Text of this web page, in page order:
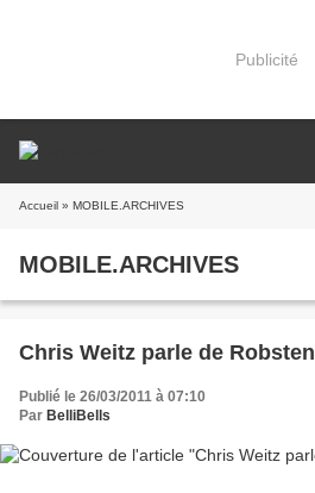
Publicité
Accueil » MOBILE.ARCHIVES
MOBILE.ARCHIVES
Chris Weitz parle de Robsten
Publié le 26/03/2011 à 07:10
Par BelliBells